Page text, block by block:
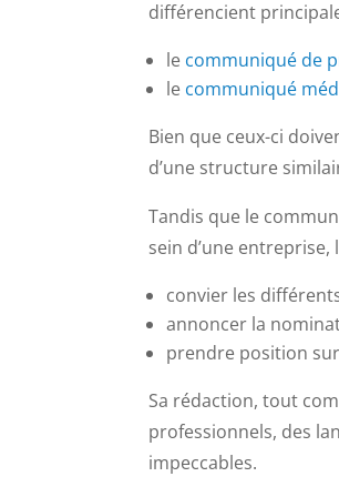
différencient
le communiqué de
le communiqué
Bien que ceux-ci
d’une structure
Tandis que le
sein d’une
convier les
annoncer la
prendre position
Sa rédaction, tout
professionnels, des
impeccables.